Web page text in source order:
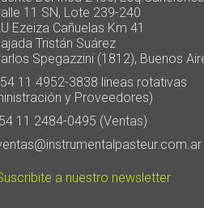
11 SN, Lote 239-240
Cañuelas Km 41
Tristán Suárez
Spegazzini (1812), Buenos
11 4952-3838 líneas rotativas
y Proveedores)
11 2484-0495 (Ventas)
a nuestro newsletter